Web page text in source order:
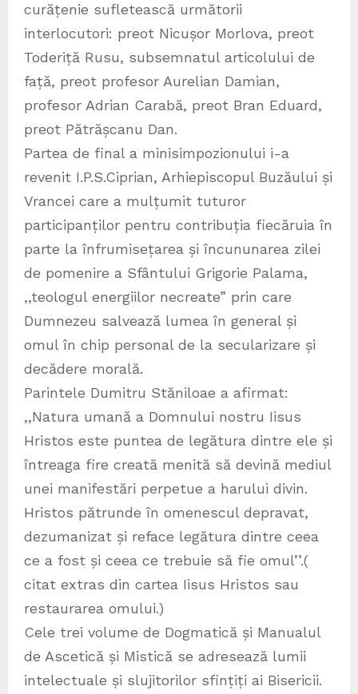
curățenie sufletească următorii
interlocutori: preot Nicușor Morlova, preot
Toderiță Rusu, subsemnatul articolului de
față, preot profesor Aurelian Damian,
profesor Adrian Carabă, preot Bran Eduard,
preot Pătrășcanu Dan.
Partea de final a minisimpozionului i-a
revenit I.P.S.Ciprian, Arhiepiscopul Buzăului și
Vrancei care a mulțumit tuturor
participanților pentru contribuția fiecăruia în
parte la înfrumisețarea și încununarea zilei
de pomenire a Sfântului Grigorie Palama,
,,teologul energiilor necreate” prin care
Dumnezeu salvează lumea în general și
omul în chip personal de la secularizare și
decădere morală.
Parintele Dumitru Stăniloae a afirmat:
,,Natura umană a Domnului nostru Iisus
Hristos este puntea de legătura dintre ele și
întreaga fire creată menită să devină mediul
unei manifestări perpetue a harului divin.
Hristos pătrunde în omenescul depravat,
dezumanizat și reface legătura dintre ceea
ce a fost și ceea ce trebuie să fie omul’’.(
citat extras din cartea Iisus Hristos sau
restaurarea omului.)
Cele trei volume de Dogmatică și Manualul
de Ascetică și Mistică se adresează lumii
intelectuale și slujitorilor sfințiți ai Bisericii.